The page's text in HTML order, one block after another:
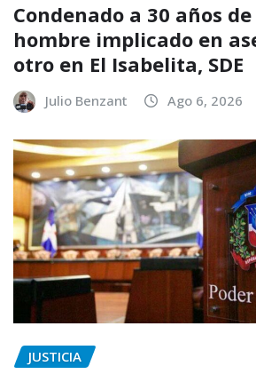
Condenado a 30 años
hombre implicado en
otro en El Isabelita, SDE
Julio Benzant Ago 6, 2026
JUSTICIA